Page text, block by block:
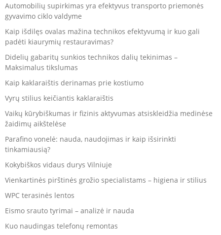
Automobilių supirkimas yra efektyvus transporto priemonės
gyvavimo ciklo valdyme
Kaip išdilęs ovalas mažina technikos efektyvumą ir kuo gali
padėti kiaurymių restauravimas?
Didelių gabaritų sunkios technikos dalių tekinimas –
Maksimalus tikslumas
Kaip kaklaraištis derinamas prie kostiumo
Vyrų stilius keičiantis kaklaraištis
Vaikų kūrybiškumas ir fizinis aktyvumas atsiskleidžia medinėse
žaidimų aikštelėse
Parafino vonelė: nauda, naudojimas ir kaip išsirinkti
tinkamiausią?
Kokybiškos vidaus durys Vilniuje
Vienkartinės pirštinės grožio specialistams – higiena ir stilius
WPC terasinės lentos
Eismo srauto tyrimai – analizė ir nauda
Kuo naudingas telefonų remontas